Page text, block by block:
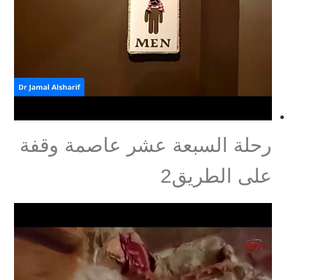
رحلة السبعة عشر عاصمة وقفة
على الطريق2